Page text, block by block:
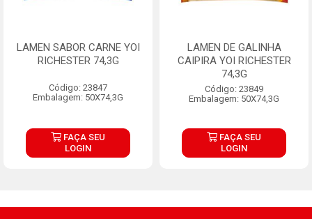
LAMEN SABOR CARNE YOI
RICHESTER 74,3G
Código: 23847
Embalagem: 50X74,3G
FAÇA SEU
LOGIN
LAMEN DE GALINHA
CAIPIRA YOI RICHESTER
74,3G
Código: 23849
Embalagem: 50X74,3G
FAÇA SEU
LOGIN